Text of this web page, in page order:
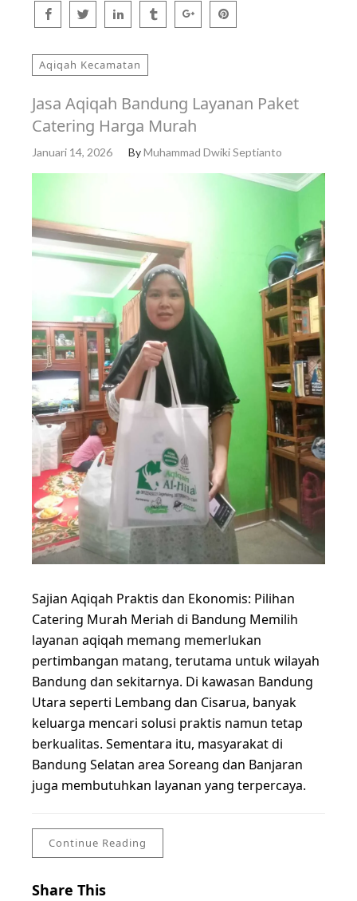
Aqiqah Kecamatan
Jasa Aqiqah Bandung Layanan Paket
Catering Harga Murah
Januari 14, 2026 ByMuhammad Dwiki Septianto
Sajian Aqiqah Praktis dan Ekonomis: Pilihan
Catering Murah Meriah di Bandung Memilih
layanan aqiqah memang memerlukan
pertimbangan matang, terutama untuk wilayah
Bandung dan sekitarnya. Di kawasan Bandung
Utara seperti Lembang dan Cisarua, banyak
keluarga mencari solusi praktis namun tetap
berkualitas. Sementara itu, masyarakat di
Bandung Selatan area Soreang dan Banjaran
juga membutuhkan layanan yang terpercaya.
Continue Reading
Share This